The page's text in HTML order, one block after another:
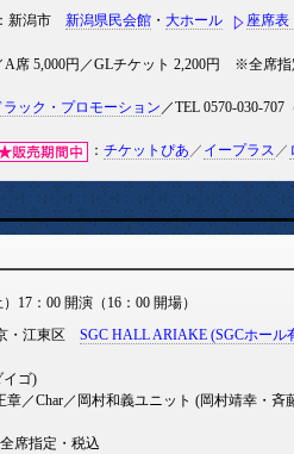
新潟市 新潟県民会館・ 大ホール 座席表
A席 5,000円／GLチケット 2,200円 ※全席
ラック・プロモーション ／TEL 0570-030-
： チケットぴあ ／ イープラス ／
17：00 開演（16：00 開場）
・江東区 SGC HALL ARIAKE (SGCホール
イゴ)
章／Char／岡村和義ユニット (岡村靖幸・
席指定・税込